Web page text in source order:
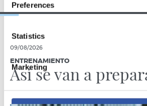
Preferences
Statistics
Marketing
09/08/2026
ENTRENAMIENTO
Así se van a